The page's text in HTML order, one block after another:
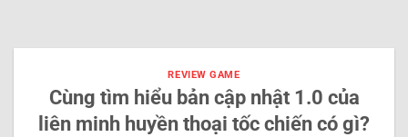
REVIEW GAME
Cùng tìm hiểu bản cập nhật 1.0 của
liên minh huyền thoại tốc chiến có gì?